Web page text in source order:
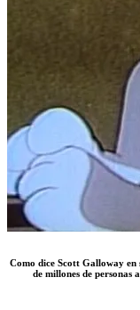
Como dice Scott Galloway en
de millones de personas